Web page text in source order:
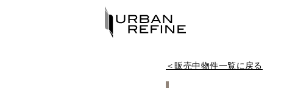
＜販売中物件一覧に戻る